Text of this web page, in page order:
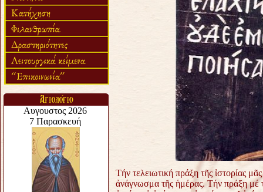
Τήν τελειωτική πράξη τῆς ἱστορίας
ἀνάγνωσμα τῆς ἡμέρας. Τήν πράξη μέ